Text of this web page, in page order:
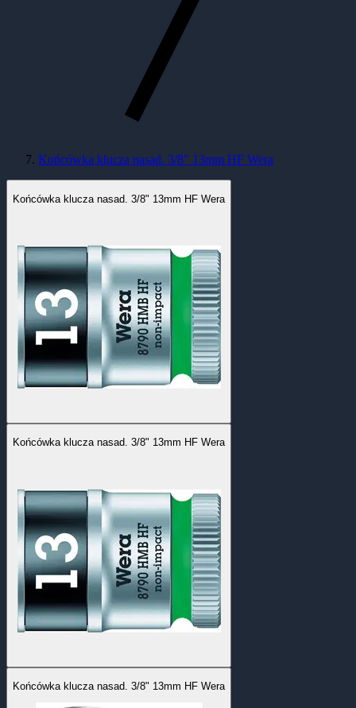
Końcówka klucza nasad. 3/8" 13mm HF Wera
Końcówka klucza nasad. 3/8" 13mm HF Wera
Końcówka klucza nasad. 3/8" 13mm HF Wera
Końcówka klucza nasad. 3/8" 13mm HF Wera